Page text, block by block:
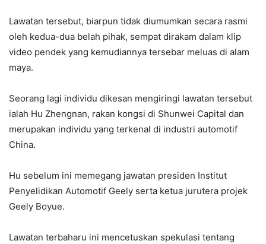
Lawatan tersebut, biarpun tidak diumumkan secara rasmi
oleh kedua-dua belah pihak, sempat dirakam dalam klip
video pendek yang kemudiannya tersebar meluas di alam
maya.
Seorang lagi individu dikesan mengiringi lawatan tersebut
ialah Hu Zhengnan, rakan kongsi di Shunwei Capital dan
merupakan individu yang terkenal di industri automotif
China.
Hu sebelum ini memegang jawatan presiden Institut
Penyelidikan Automotif Geely serta ketua jurutera projek
Geely Boyue.
Lawatan terbaharu ini mencetuskan spekulasi tentang